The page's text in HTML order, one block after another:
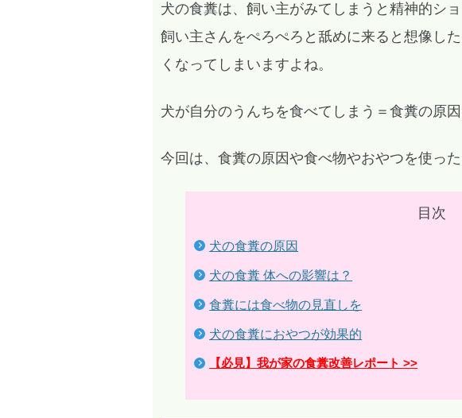
犬の食糞は、飼い主がみてしまうと精神的シ
飼い主さんをぺろぺろと舐めに来ると想像し
くなってしまいますよね。
犬が自分のうんちを食べてしまう＝食糞の原
今回は、食糞の原因や食べ物やおやつを使っ
目次
犬の食糞の原因
犬の食糞 体への影響は？
食糞には食べ物の見直しを
犬の食糞におやつが効果的
【必見】我が家の食糞改善レポート >>